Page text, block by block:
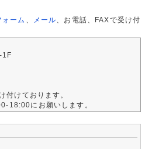
ォーム メール 、お電話、FAXで受け付
1F
付けております。
18:00にお願いします。